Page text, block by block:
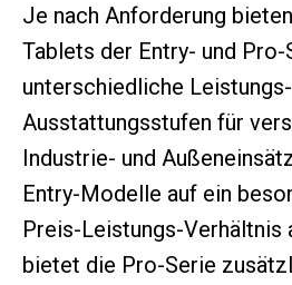
Je nach Anforderung
Tablets der Entry- und Pro-
unterschiedliche
Ausstattungsstufen für
Industrie- und
Entry-Modelle auf ein
Preis-Leistungs-Verhältnis
bietet die Pro-Serie